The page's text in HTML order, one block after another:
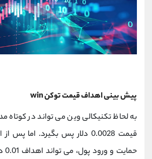
پیش بینی اهداف قیمت توکن win
به لحاظ تکنیکالی وین می تواند در
قیمت 0.0028 دلار پس بگیرد. اما